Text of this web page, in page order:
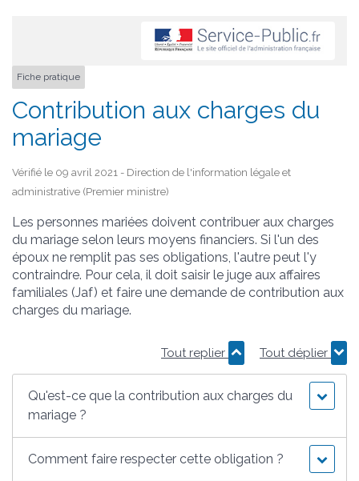
Fiche pratique
Contribution aux charges du
mariage
Vérifié le 09 avril 2021 - Direction de l'information légale et
administrative (Premier ministre)
Les personnes mariées doivent contribuer aux charges
du mariage selon leurs moyens financiers. Si l'un des
époux ne remplit pas ses obligations, l'autre peut l'y
contraindre. Pour cela, il doit saisir le juge aux affaires
familiales (Jaf) et faire une demande de contribution aux
charges du mariage.
Tout replier Tout déplier
Qu'est-ce que la contribution aux charges du
mariage ?
Comment faire respecter cette obligation ?